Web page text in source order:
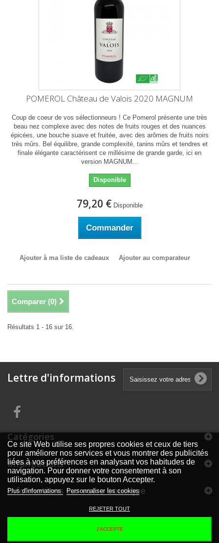
POMEROL Château de Valois 2020 MAGNUM
Coup de coeur de vos sélectionneurs ! Ce Pomerol présente une très
beau nez complexe avec des notes de fruits rouges et des nuances
épicées, une bouche suave et fruitée, avec des arômes de fruits noirs
très mûrs. Bel équilibre, grande complexité, tanins mûrs et tendres et
finale élégante caractérisent ce millésime de grande garde, ici en
version MAGNUM...
Disponible
79,20 € Disponible
Commander
Ajouter à ma liste de cadeaux Ajouter au comparateur
Comparer (0)
Résultats 1 - 16 sur 16.
Lettre d'informations
Catégories
Informations
Informations sur votre boutique
Ce site Web utilise ses propres cookies et ceux de tiers
pour améliorer nos services et vous montrer des publicités
liées à vos préférences en analysant vos habitudes de
navigation. Pour donner votre consentement à son
utilisation, appuyez sur le bouton Accepter.
Plus d'informations Personnaliser les cookies
REJETER TOUT
J'ACCEPTE